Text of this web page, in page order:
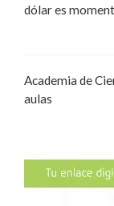
dólar es
Academia de
aulas